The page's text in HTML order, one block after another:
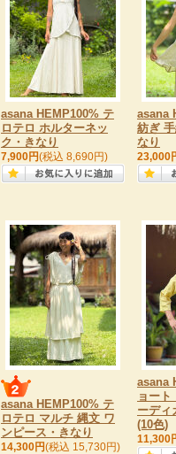
asana HEMP100% テ
ロテロ ホルターネッ
ク・きなり
7,900円(税込 8,690円)
asana
紡ぎ
なり
23,000
asana HEMP100% テ
ロテロ マルチ 縄文 ワ
ンピース・きなり
14,300円(税込 15,730円)
asana
ョー
ーディ
(10色)
11,300